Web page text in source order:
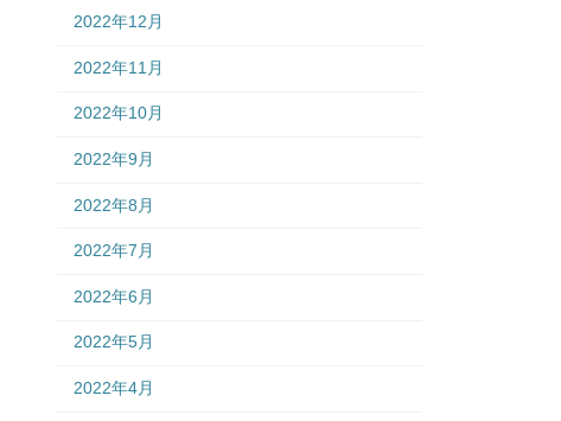
2022年12月
2022年11月
2022年10月
2022年9月
2022年8月
2022年7月
2022年6月
2022年5月
2022年4月